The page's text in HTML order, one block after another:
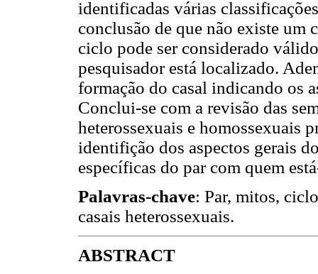
identificadas várias
conclusão de que não existe um
ciclo pode ser considerado
pesquisador está localizado.
formação do casal indicando os
Conclui-se com a revisão das
heterossexuais e homossexuais
identifição dos aspectos gerais
específicas do par com quem
Palavras-chave: Par, mitos,
casais heterossexuais.
ABSTRACT